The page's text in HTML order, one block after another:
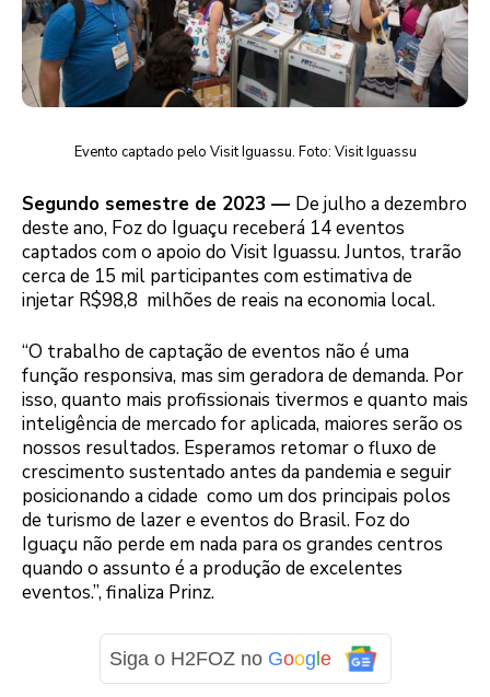
Evento captado pelo Visit Iguassu. Foto: Visit Iguassu
Segundo semestre de 2023 — De julho a dezembro
deste ano, Foz do Iguaçu receberá 14 eventos
captados com o apoio do Visit Iguassu. Juntos, trarão
cerca de 15 mil participantes com estimativa de
injetar R$98,8 milhões de reais na economia local.
“O trabalho de captação de eventos não é uma
função responsiva, mas sim geradora de demanda. Por
isso, quanto mais profissionais tivermos e quanto mais
inteligência de mercado for aplicada, maiores serão os
nossos resultados. Esperamos retomar o fluxo de
crescimento sustentado antes da pandemia e seguir
posicionando a cidade como um dos principais polos
de turismo de lazer e eventos do Brasil. Foz do
Iguaçu não perde em nada para os grandes centros
quando o assunto é a produção de excelentes
eventos.”, finaliza Prinz.
Siga o H2FOZ no Google